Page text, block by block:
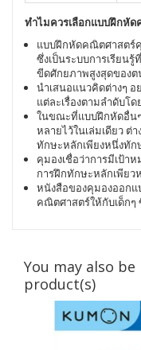
ทำไมควรเลือกแบบฝึกหั
แบบฝึกหัดคณิตศาสตร์คุ
ซึ่งเป็นระบบการเรียนรู้
ขีดศักยภาพสูงสุดของต
นำเสนอแนวคิดต่างๆ
แต่ละเรื่องตามลำดับโ
ในขณะที่แบบฝึกหัดอื่น
หลายไว้ในเล่มเดียว
ทักษะหลักเพียงหนึ่งทัก
คุมองเชื่อว่าการมีเป้า
การฝึกทักษะหลักเพีย
หนังสือของคุมองออก
คณิตศาสตร์ให้กับเด็กๆ
You may also
product(s)